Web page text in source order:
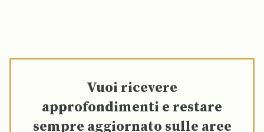
Vuoi ricevere
approfondimenti e restare
sempre aggiornato sulle aree